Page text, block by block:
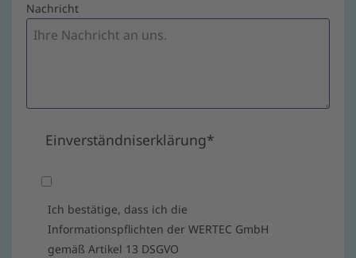
Nachricht
Einverständniserklärung*
Ich bestätige, dass ich die
Informationspflichten der WERTEC GmbH
gemäß Artikel 13 DSGVO